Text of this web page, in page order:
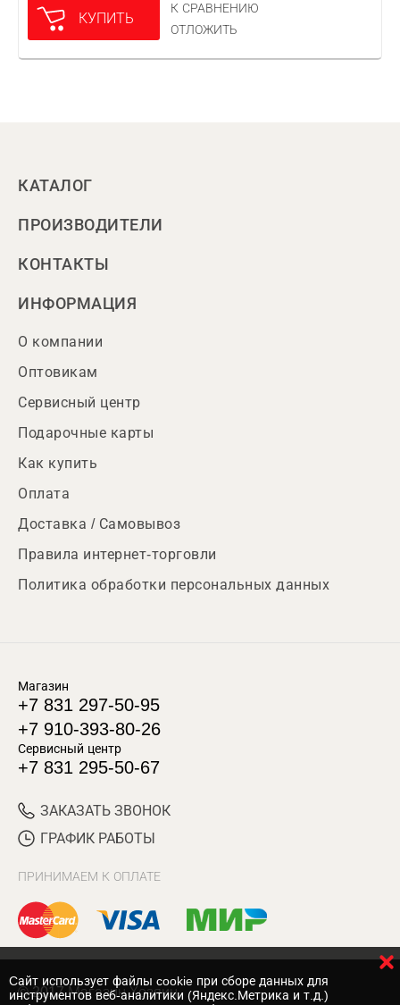
КУПИТЬ
К СРАВНЕНИЮ
ОТЛОЖИТЬ
КАТАЛОГ
ПРОИЗВОДИТЕЛИ
КОНТАКТЫ
ИНФОРМАЦИЯ
О компании
Оптовикам
Сервисный центр
Подарочные карты
Как купить
Оплата
Доставка / Самовывоз
Правила интернет-торговли
Политика обработки персональных данных
Магазин
+7 831 297-50-95
+7 910-393-80-26
Сервисный центр
+7 831 295-50-67
ЗАКАЗАТЬ ЗВОНОК
ГРАФИК РАБОТЫ
ПРИНИМАЕМ К ОПЛАТЕ
© 2017 Магазин Хозяин
Cайт использует файлы cookie при сборе данных для
инструментов веб-аналитики (Яндекс.Метрика и т.д.)